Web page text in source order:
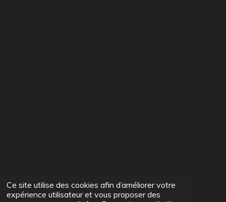
Ce site utilise des cookies afin d’améliorer votre
expérience utilisateur et vous proposer des